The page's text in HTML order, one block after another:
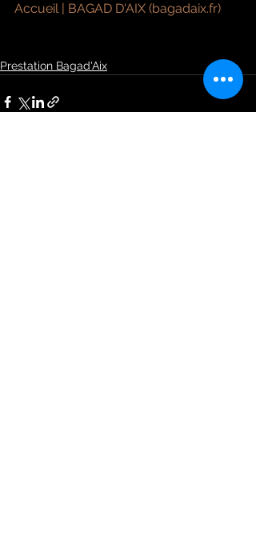
Accueil | BAGAD D'AIX (bagadaix.fr)
Prestation Bagad'Aix